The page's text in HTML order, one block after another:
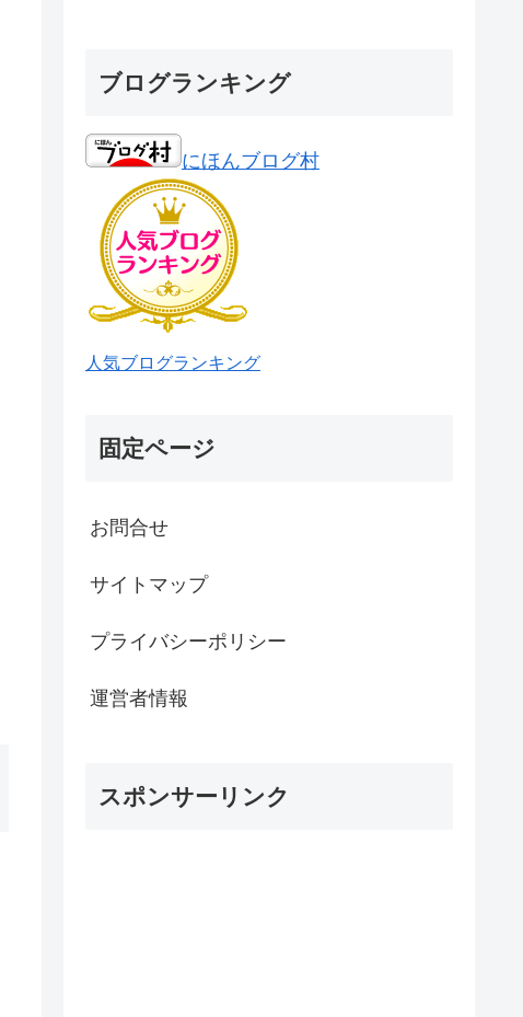
ブログランキング
にほんブログ村
人気ブログランキング
固定ページ
お問合せ
サイトマップ
プライバシーポリシー
運営者情報
スポンサーリンク